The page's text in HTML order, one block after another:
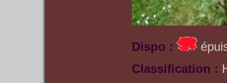
Dispo :
Classification :